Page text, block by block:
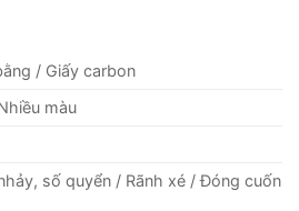
/ Giấy carbon
màu
số quyển / Rãnh xé / Đóng cuốn